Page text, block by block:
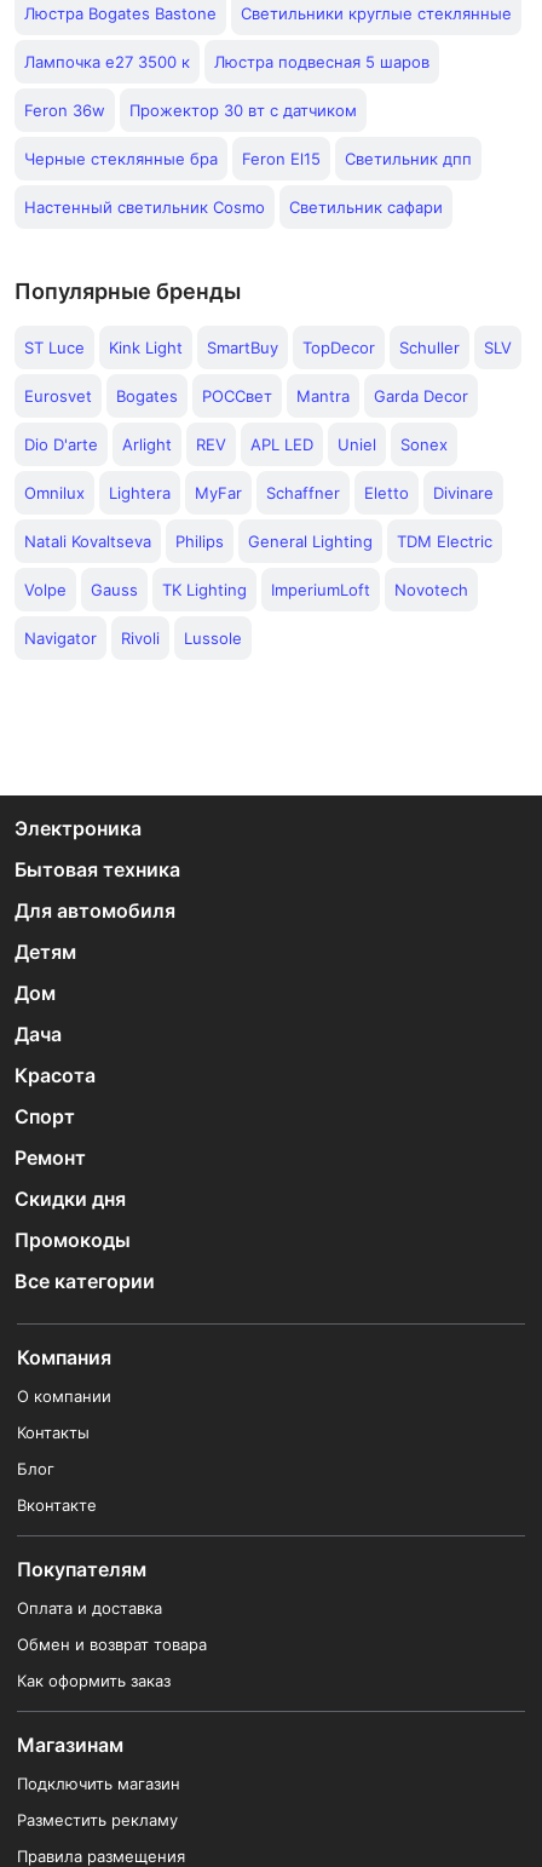
Люстра Bogates Bastone Светильники круглые стеклянные
Лампочка е27 3500 к Люстра подвесная 5 шаров
Feron 36w Прожектор 30 вт с датчиком
Черные стеклянные бра Feron El15 Светильник дпп
Настенный светильник Cosmo Светильник сафари
Популярные бренды
ST Luce Kink Light SmartBuy TopDecor Schuller SLV
Eurosvet Bogates РОССвет Mantra Garda Decor
Dio D'arte Arlight REV APL LED Uniel Sonex
Omnilux Lightera MyFar Schaffner Eletto Divinare
Natali Kovaltseva Philips General Lighting TDM Electric
Volpe Gauss TK Lighting ImperiumLoft Novotech
Navigator Rivoli Lussole
Электроника
Бытовая техника
Для автомобиля
Детям
Дом
Дача
Красота
Спорт
Ремонт
Скидки дня
Промокоды
Все категории
Компания
О компании
Контакты
Блог
Вконтакте
Покупателям
Оплата и доставка
Обмен и возврат товара
Как оформить заказ
Магазинам
Подключить магазин
Разместить рекламу
Правила размещения